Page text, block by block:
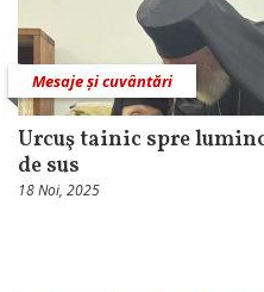
Mesaje și cuvântări
Urcuş tainic spre
de sus
18 Noi, 2025